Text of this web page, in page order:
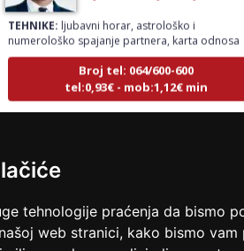
tehnologije praćenja da bismo
web stranici, kako bismo vam
TEHNIKE:ljubavni horar, astrološko i
numerološko spajanje partnera, karta odnosa
Broj tel: 064/600-600
tel:0,93€ - mob:1,12€ min
TEHNIKE:tarot za ljubav
Broj tel: 064/600-600